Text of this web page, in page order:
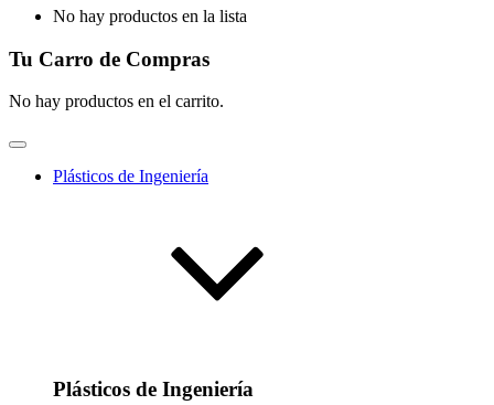
No hay productos en la lista
Tu Carro de Compras
No hay productos en el carrito.
Plásticos de Ingeniería
Plásticos de Ingeniería